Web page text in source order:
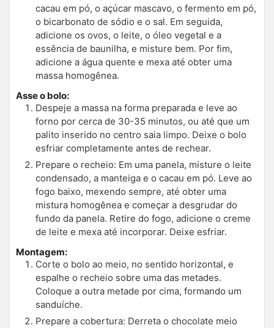
cacau em pó, o açúcar mascavo, o fermento em pó,
o bicarbonato de sódio e o sal. Em seguida,
adicione os ovos, o leite, o óleo vegetal e a
essência de baunilha, e misture bem. Por fim,
adicione a água quente e mexa até obter uma
massa homogênea.
Asse o bolo:
Despeje a massa na forma preparada e leve ao
forno por cerca de 30-35 minutos, ou até que um
palito inserido no centro saia limpo. Deixe o bolo
esfriar completamente antes de rechear.
Prepare o recheio: Em uma panela, misture o leite
condensado, a manteiga e o cacau em pó. Leve ao
fogo baixo, mexendo sempre, até obter uma
mistura homogênea e começar a desgrudar do
fundo da panela. Retire do fogo, adicione o creme
de leite e mexa até incorporar. Deixe esfriar.
Montagem:
Corte o bolo ao meio, no sentido horizontal, e
espalhe o recheio sobre uma das metades.
Coloque a outra metade por cima, formando um
sanduíche.
Prepare a cobertura: Derreta o chocolate meio